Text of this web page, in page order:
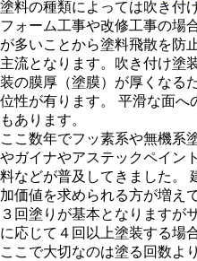
塗料の種類によっては吹き付
フォーム工事や改修工事の場
が多いことから塗料飛散を防
主流となります。吹き付け塗
装の膜厚（塗膜）が厚くなる
位性が有ります。 平滑な面へ
もあります。
ここ数年でフッ素系や無機系
やガイナやアステックペイン
料などが普及してきました。
加価値を求められる方が増え
３回塗りが基本となりますが
に応じて４回以上塗装する場
ここで大切なのは塗る回数よ